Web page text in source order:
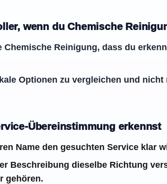
wenn du Chemische
Chemische Reinigung, dass du
Optionen zu vergleichen und nicht
Übereinstimmung erkennst
Name den gesuchten Service klar
Beschreibung dieselbe Richtung
gehören.